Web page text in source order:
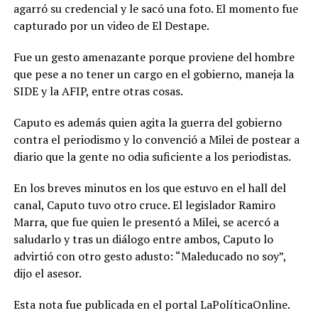
agarró su credencial y le sacó una foto. El momento fue
capturado por un video de El Destape.
Fue un gesto amenazante porque proviene del hombre
que pese a no tener un cargo en el gobierno, maneja la
SIDE y la AFIP, entre otras cosas.
Caputo es además quien agita la guerra del gobierno
contra el periodismo y lo convenció a Milei de postear a
diario que la gente no odia suficiente a los periodistas.
En los breves minutos en los que estuvo en el hall del
canal, Caputo tuvo otro cruce. El legislador Ramiro
Marra, que fue quien le presentó a Milei, se acercó a
saludarlo y tras un diálogo entre ambos, Caputo lo
advirtió con otro gesto adusto: “Maleducado no soy”,
dijo el asesor.
Esta nota fue publicada en el portal LaPolíticaOnline.